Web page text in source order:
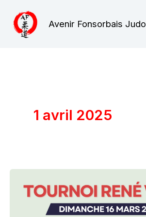
contenu
Avenir Fonsorbais Judo
1 avril 2025
amicale
AFJudo